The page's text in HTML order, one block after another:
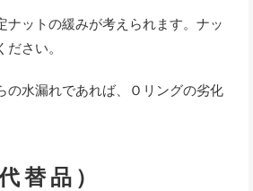
ナットの緩みが考えられます。ナッ
ださい。
の水漏れであれば、Ｏリングの劣化
替品）